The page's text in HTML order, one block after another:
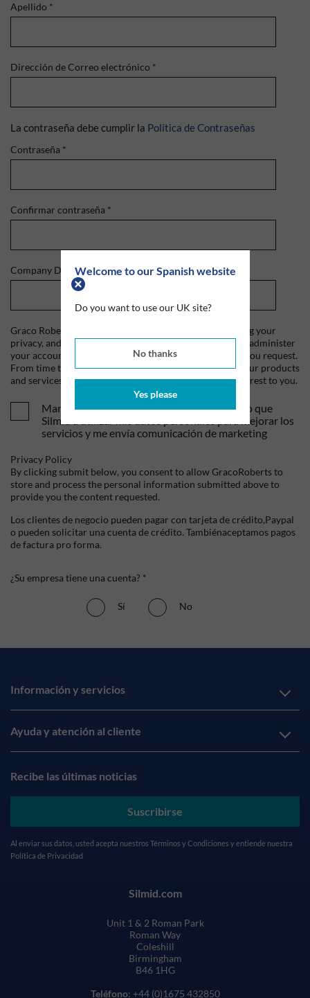
Welcome to our Spanish website
Do you want to use our UK site?
No thanks
Yes please
Apellido *
Dirección de Correo electrónico *
La contraseña debe cumplir la Política de Contraseñas
Contraseña *
Confirmar contraseña *
Company Domain*
Graco Roberts is committed to protecting and respecting your
privacy, and we'll only use your personal information to administer
your account and to provide the products and services you request.
From time to time, we would like to contact you about our products
and services, as well as other content that may be of interest to you.
Mandame tus ofertas y novedades. Entiendo que
Silmid a utilizar mis datos personales para mejorar los
servicios y me envía comunicación de marketing
Privacy Policy
By clicking submit below, you consent to allow GracoRoberts to
store and process the personal information submitted above to
provide you the content requested.
Los clientes de negocio pueden pagar con tarjeta de crédito,Paypal
o pueden solicitar una cuenta de crédito. Tambiénaceptamos pagos
de factura pro forma.
¿Su empresa tiene una cuenta? *
Sí No
Información y servicios
Ayuda y atención al cliente
Recibe las últimas noticias
Suscribirse
Al enviar sus datos, usted acepta nuestros Términos y Condiciones y entiende nuestra
Política de Privacidad
Silmid.com
Unit 1 & 2 Roman Park
Roman Way
Coleshill
Birmingham
B46 1HG
Teléfono: +44 (0)1675 432850